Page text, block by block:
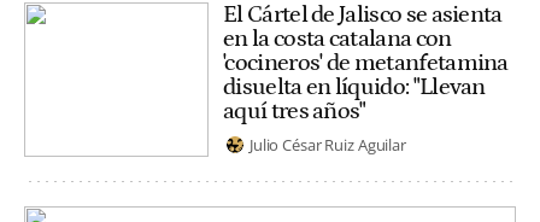
El Cártel de Jalisco se asienta
en la costa catalana con
'cocineros' de metanfetamina
disuelta en líquido: "Llevan
aquí tres años"
Julio César Ruiz Aguilar